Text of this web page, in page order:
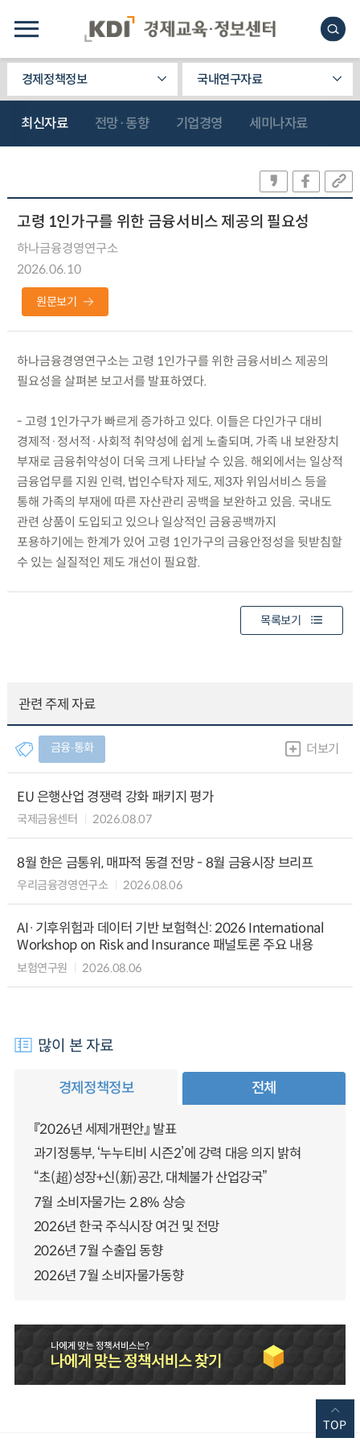
경제정책정보 국내연구자료
최신자료 전망·동향 기업경영 세미나자료
고령 1인가구를 위한 금융서비스 제공의 필요성
하나금융경영연구소
2026.06.10
원문보기
하나금융경영연구소는 고령 1인가구를 위한 금융서비스 제공의
필요성을 살펴본 보고서를 발표하였다.
- 고령 1인가구가 빠르게 증가하고 있다. 이들은 다인가구 대비
경제적·정서적·사회적 취약성에 쉽게 노출되며, 가족 내 보완장치
부재로 금융취약성이 더욱 크게 나타날 수 있음. 해외에서는 일상적
금융업무를 지원 인력, 법인수탁자 제도, 제3자 위임서비스 등을
통해 가족의 부재에 따른 자산관리 공백을 보완하고 있음. 국내도
관련 상품이 도입되고 있으나 일상적인 금융공백까지
포용하기에는 한계가 있어 고령 1인가구의 금융안정성을 뒷받침할
수 있는 실질적인 제도 개선이 필요함.
목록보기
관련 주제 자료
금융∙통화 더보기
EU 은행산업 경쟁력 강화 패키지 평가
국제금융센터 2026.08.07
8월 한은 금통위, 매파적 동결 전망 - 8월 금융시장 브리프
우리금융경영연구소 2026.08.06
AI·기후위험과 데이터 기반 보험혁신: 2026 International
Workshop on Risk and Insurance 패널토론 주요 내용
보험연구원 2026.08.06
많이 본 자료
경제정책정보 전체
『2026년 세제개편안』 발표
과기정통부, ‘누누티비 시즌2’에 강력 대응 의지 밝혀
“초(超)성장+신(新)공간, 대체불가 산업강국”
7월 소비자물가는 2.8% 상승
2026년 한국 주식시장 여건 및 전망
2026년 7월 수출입 동향
2026년 7월 소비자물가동향
TOP